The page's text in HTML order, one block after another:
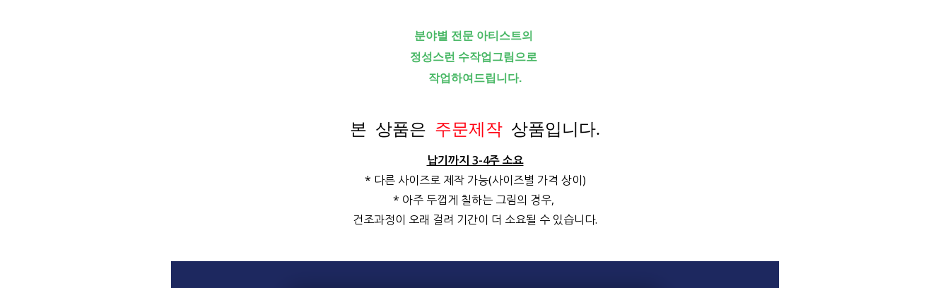
분야별 전문 아티스트의
정성스런 수작업그림으로
작업하여드립니다.
본 상품은 주문제작 상품입니다.
납기까지 3-4주 소요
* 다른 사이즈로 제작 가능(사이즈별 가격 상이)
* 아주 두껍게 칠하는 그림의 경우,
건조과정이 오래 걸려 기간이 더 소요될 수 있습니다.